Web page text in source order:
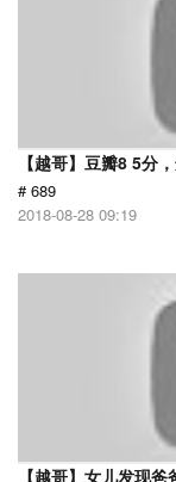
【越哥】豆瓣8 5分
# 689
2018-08-28 09:19
【越哥】女儿发现